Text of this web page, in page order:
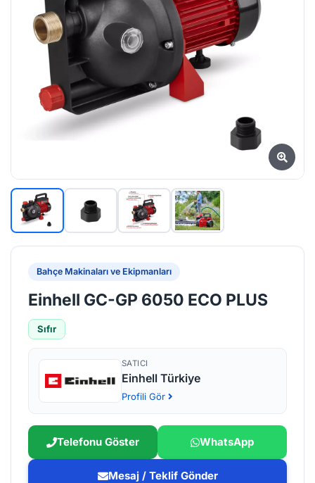
Bahçe Makinaları ve Ekipmanları
Einhell GC-GP 6050 ECO PLUS
Sıfır
SATICI
Einhell Türkiye
Profili Gör
Telefonu Göster WhatsApp
Mesaj / Teklif Gönder